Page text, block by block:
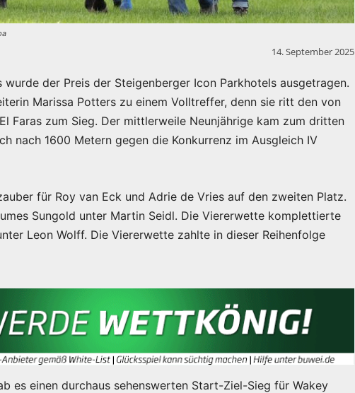
14. September 2025
wurde der Preis der Steigenberger Icon Parkhotels ausgetragen.
Marissa Potters zu einem Volltreffer, denn sie ritt den von
Faras zum Sieg. Der mittlerweile Neunjährige kam zum dritten
nach 1600 Metern gegen die Konkurrenz im Ausgleich IV
für Roy van Eck und Adrie de Vries auf den zweiten Platz.
Sungold unter Martin Seidl. Die Viererwette komplettierte
Leon Wolff. Die Viererwette zahlte in dieser Reihenfolge
es einen durchaus sehenswerten Start-Ziel-Sieg für Wakey